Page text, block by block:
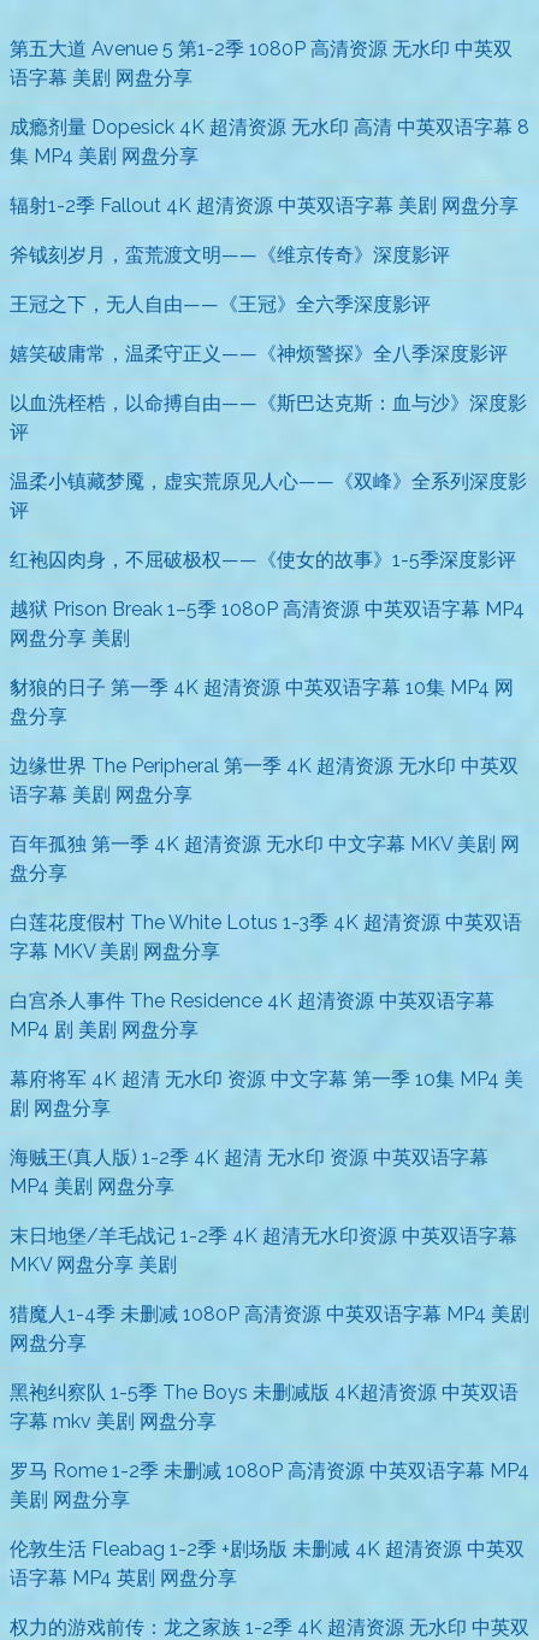
第五大道 Avenue 5 第1-2季 1080P 高清资源 无水印 中英双
语字幕 美剧 网盘分享
成瘾剂量 Dopesick 4K 超清资源 无水印 高清 中英双语字幕 8
集 MP4 美剧 网盘分享
辐射1-2季 Fallout 4K 超清资源 中英双语字幕 美剧 网盘分享
斧钺刻岁月，蛮荒渡文明——《维京传奇》深度影评
王冠之下，无人自由——《王冠》全六季深度影评
嬉笑破庸常，温柔守正义——《神烦警探》全八季深度影评
以血洗桎梏，以命搏自由——《斯巴达克斯：血与沙》深度影
评
温柔小镇藏梦魇，虚实荒原见人心——《双峰》全系列深度影
评
红袍囚肉身，不屈破极权——《使女的故事》1-5季深度影评
越狱 Prison Break 1–5季 1080P 高清资源 中英双语字幕 MP4
网盘分享 美剧
豺狼的日子 第一季 4K 超清资源 中英双语字幕 10集 MP4 网
盘分享
边缘世界 The Peripheral 第一季 4K 超清资源 无水印 中英双
语字幕 美剧 网盘分享
百年孤独 第一季 4K 超清资源 无水印 中文字幕 MKV 美剧 网
盘分享
白莲花度假村 The White Lotus 1-3季 4K 超清资源 中英双语
字幕 MKV 美剧 网盘分享
白宫杀人事件 The Residence 4K 超清资源 中英双语字幕
MP4 剧 美剧 网盘分享
幕府将军 4K 超清 无水印 资源 中文字幕 第一季 10集 MP4 美
剧 网盘分享
海贼王(真人版) 1-2季 4K 超清 无水印 资源 中英双语字幕
MP4 美剧 网盘分享
末日地堡/羊毛战记 1-2季 4K 超清无水印资源 中英双语字幕
MKV 网盘分享 美剧
猎魔人1-4季 未删减 1080P 高清资源 中英双语字幕 MP4 美剧
网盘分享
黑袍纠察队 1-5季 The Boys 未删减版 4K超清资源 中英双语
字幕 mkv 美剧 网盘分享
罗马 Rome 1-2季 未删减 1080P 高清资源 中英双语字幕 MP4
美剧 网盘分享
伦敦生活 Fleabag 1-2季 +剧场版 未删减 4K 超清资源 中英双
语字幕 MP4 英剧 网盘分享
权力的游戏前传：龙之家族 1-2季 4K 超清资源 无水印 中英双